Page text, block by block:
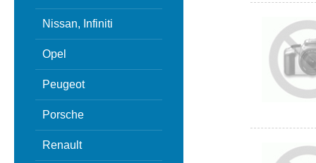
Nissan, Infiniti
Opel
Peugeot
Porsche
Renault